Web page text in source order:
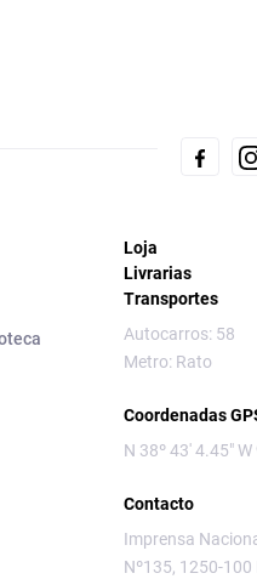
Loja
Livrarias
Transportes
Autocarros: 58
Metro: Rato
Coordenadas
N 38º 43' 4.45" W
Contacto
Imprensa
Nº135, 1250-100